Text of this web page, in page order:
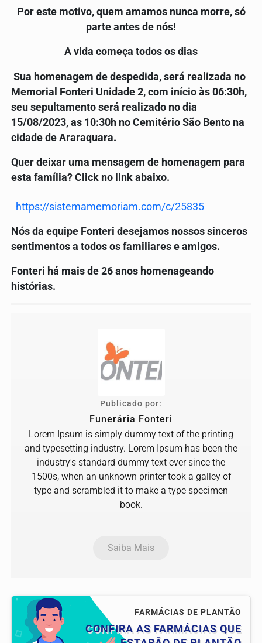
Por este motivo, quem amamos nunca morre, só
parte antes de nós!
A vida começa todos os dias
Sua homenagem de despedida, será realizada no
Memorial Fonteri Unidade 2, com início às 06:30h,
seu sepultamento será realizado no dia
15/08/2023, as 10:30h no Cemitério São Bento na
cidade de Araraquara.
Quer deixar uma mensagem de homenagem para
esta família? Click no link abaixo.
https://sistemamemoriam.com/c/25835
Nós da equipe Fonteri desejamos nossos sinceros
sentimentos a todos os familiares e amigos.
Fonteri há mais de 26 anos homenageando
histórias.
Publicado por:
Funerária Fonteri
Lorem Ipsum is simply dummy text of the printing
and typesetting industry. Lorem Ipsum has been the
industry's standard dummy text ever since the
1500s, when an unknown printer took a galley of
type and scrambled it to make a type specimen
book.
Saiba Mais
FARMÁCIAS DE PLANTÃO
CONFIRA AS FARMÁCIAS QUE